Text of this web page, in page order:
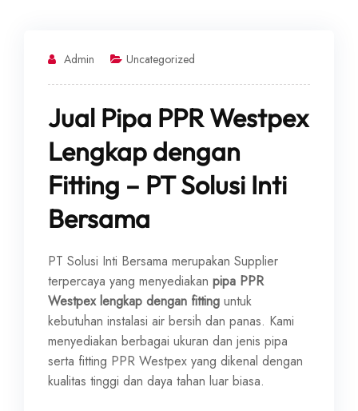
Admin Uncategorized
Jual Pipa PPR Westpex
Lengkap dengan
Fitting – PT Solusi Inti
Bersama
PT Solusi Inti Bersama merupakan Supplier
terpercaya yang menyediakan pipa PPR
Westpex lengkap dengan fitting untuk
kebutuhan instalasi air bersih dan panas. Kami
menyediakan berbagai ukuran dan jenis pipa
serta fitting PPR Westpex yang dikenal dengan
kualitas tinggi dan daya tahan luar biasa.